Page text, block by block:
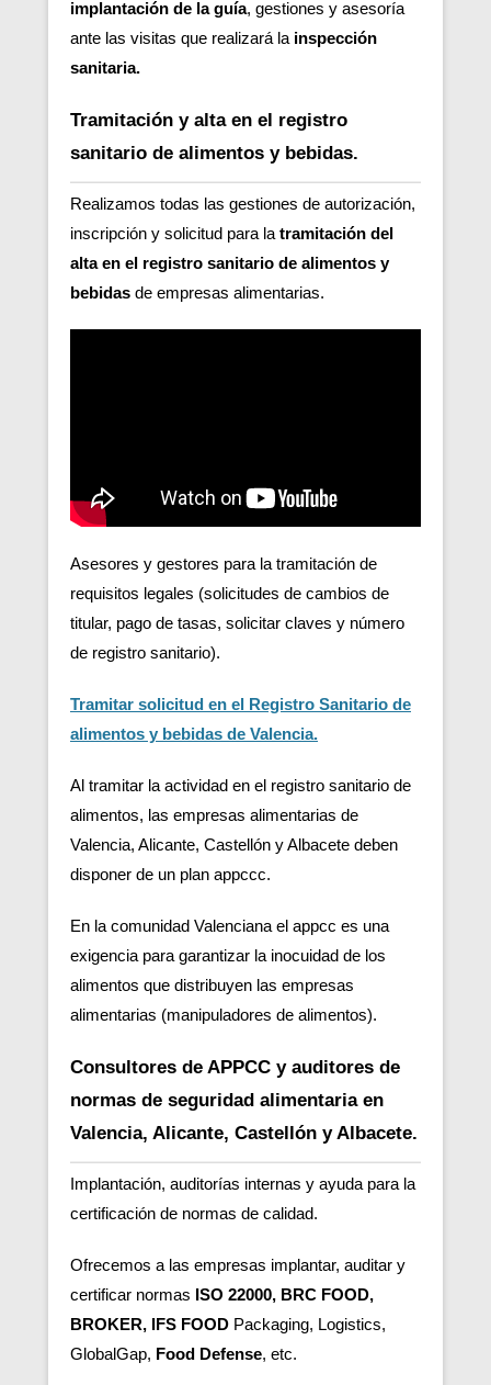
implantación de la guía, gestiones y asesoría
ante las visitas que realizará la inspección
sanitaria.
Tramitación y alta en el registro
sanitario de alimentos y bebidas.
Realizamos todas las gestiones de autorización,
inscripción y solicitud para la tramitación del
alta en el registro sanitario de alimentos y
bebidas de empresas alimentarias.
Asesores y gestores para la tramitación de
requisitos legales (solicitudes de cambios de
titular, pago de tasas, solicitar claves y número
de registro sanitario).
Tramitar solicitud en el Registro Sanitario de
alimentos y bebidas de Valencia.
Al tramitar la actividad en el registro sanitario de
alimentos, las empresas alimentarias de
Valencia, Alicante, Castellón y Albacete deben
disponer de un plan appccc.
En la comunidad Valenciana el appcc es una
exigencia para garantizar la inocuidad de los
alimentos que distribuyen las empresas
alimentarias (manipuladores de alimentos).
Consultores de APPCC y auditores de
normas de seguridad alimentaria en
Valencia, Alicante, Castellón y Albacete.
Implantación, auditorías internas y ayuda para la
certificación de normas de calidad.
Ofrecemos a las empresas implantar, auditar y
certificar normas ISO 22000, BRC FOOD,
BROKER, IFS FOOD Packaging, Logistics,
GlobalGap, Food Defense, etc.